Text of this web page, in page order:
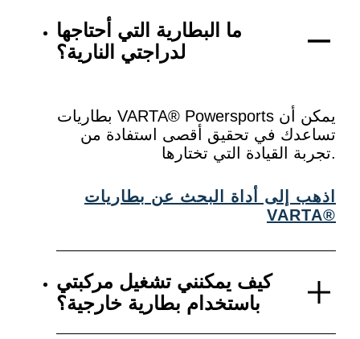
ما البطارية التي أحتاجها
لدراجتي النارية؟
بطاريات VARTA® Powersports يمكن أن
تساعدك في تحقيق أقصى استفادة من
تجربة القيادة التي تختارها.
اذهب إلى أداة البحث عن بطاريات
VARTA®
كيف يمكنني تشغيل مركبتي
باستخدام بطارية خارجية؟